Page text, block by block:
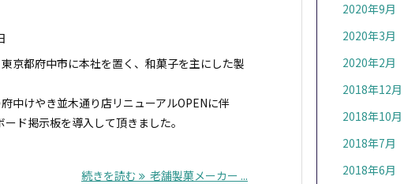
京都府中市に本社を置く、和菓子を主にした製
中けやき並木通り店リニューアルOPENに伴
ード掲示板を導入して頂きました。
続きを読む 老舗製菓メーカー ...
2020年9月
2020年3月
2020年2月
2018年12月
2018年10月
2018年7月
2018年6月